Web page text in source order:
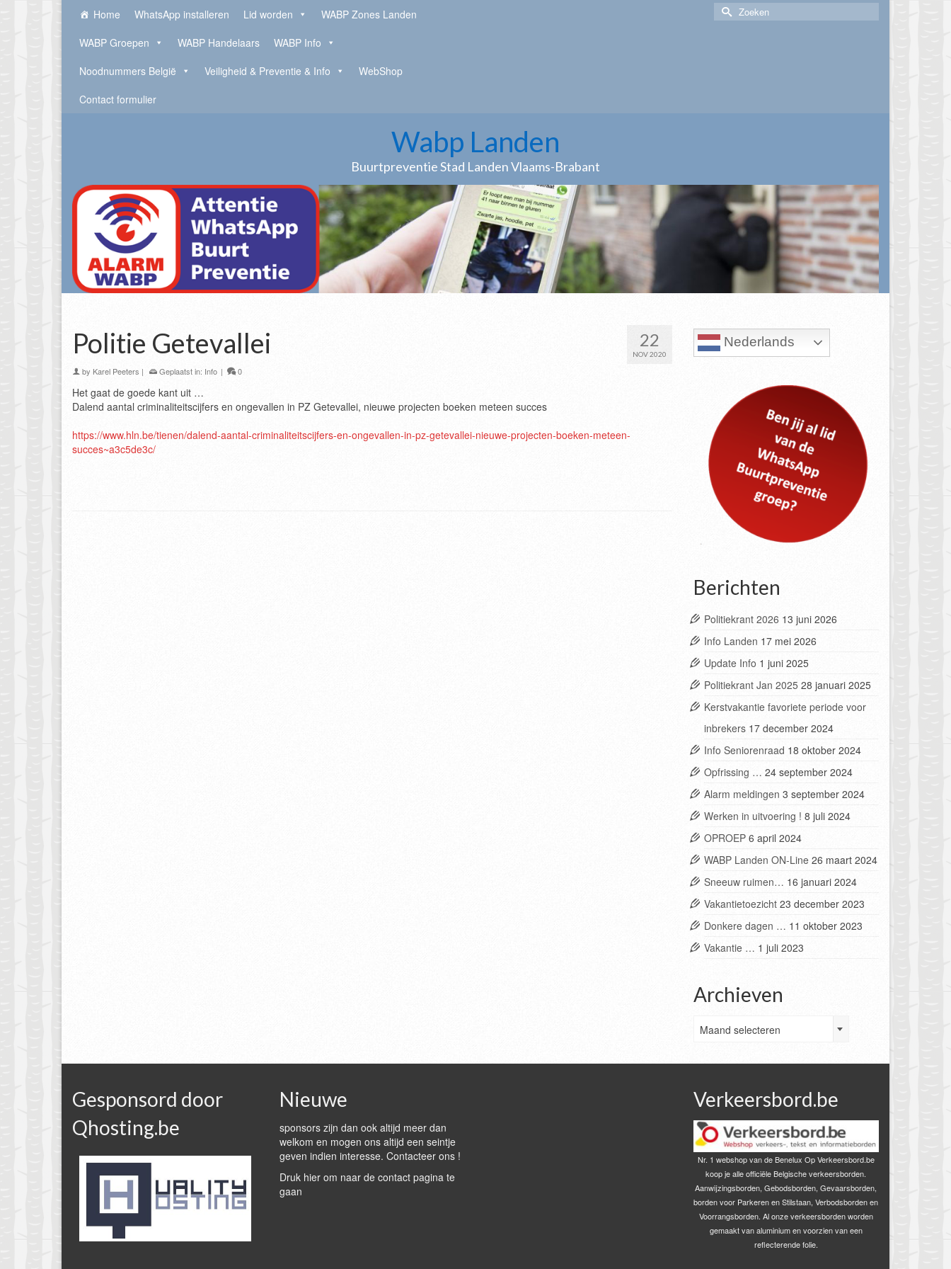
Home WhatsApp installeren Lid worden
WABP Zones Landen
WABP Groepen
WABP Handelaars
WABP Info
Noodnummers België
Veiligheid & Preventie & Info
WebShop
Contact formulier
Zoek
Wabp Landen
Buurtpreventie Stad Landen Vlaams-Brabant
22
NOV 2020
Politie Getevallei
by Karel Peeters | Geplaatst in: Info | 0
Het gaat de goede kant uit …
Dalend aantal criminaliteitscijfers en ongevallen in PZ Getevallei, nieuwe projecten boeken meteen succes
https://www.hln.be/tienen/dalend-aantal-criminaliteitscijfers-en-ongevallen-in-pz-getevallei-nieuwe-projecten-boeken-meteen-
succes~a3c5de3c/
Nederlands
Berichten
Politiekrant 2026 13 juni 2026
Info Landen 17 mei 2026
Update Info 1 juni 2025
Politiekrant Jan 2025 28 januari 2025
Kerstvakantie favoriete periode voor
inbrekers 17 december 2024
Info Seniorenraad 18 oktober 2024
Opfrissing … 24 september 2024
Alarm meldingen 3 september 2024
Werken in uitvoering ! 8 juli 2024
OPROEP 6 april 2024
WABP Landen ON-Line 26 maart 2024
Sneeuw ruimen… 16 januari 2024
Vakantietoezicht 23 december 2023
Donkere dagen … 11 oktober 2023
Vakantie … 1 juli 2023
Archieven
Maand selecteren
Gesponsord door
Qhosting.be
Nieuwe
sponsors zijn dan ook altijd meer dan
welkom en mogen ons altijd een seintje
geven indien interesse. Contacteer ons !
Druk hier om naar de contact pagina te
gaan
Verkeersbord.be
Nr. 1 webshop van de Benelux Op Verkeersbord.be
koop je alle officiële Belgische verkeersborden.
Aanwijzingsborden, Gebodsborden, Gevaarsborden,
borden voor Parkeren en Stilstaan, Verbodsborden en
Voorrangsborden. Al onze verkeersborden worden
gemaakt van aluminium en voorzien van een
reflecterende folie.